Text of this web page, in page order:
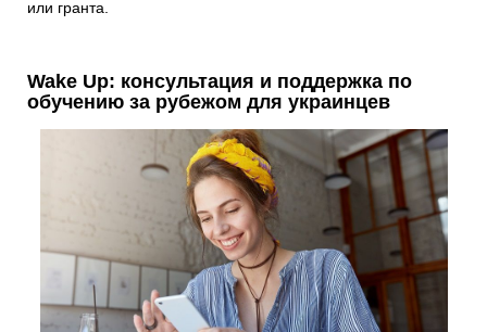
или гранта.
Wake Up: консультация и поддержка по
обучению за рубежом для украинцев